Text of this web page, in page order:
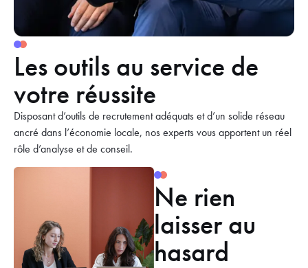
Les outils au service de
votre réussite
Disposant d’outils de recrutement adéquats et d’un solide réseau
ancré dans l’économie locale, nos experts vous apportent un réel
rôle d’analyse et de conseil.
Ne rien
laisser au
hasard